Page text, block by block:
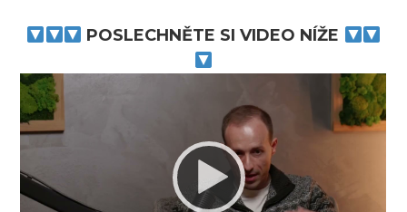
POSLECHNĚTE SI VIDEO NÍŽE